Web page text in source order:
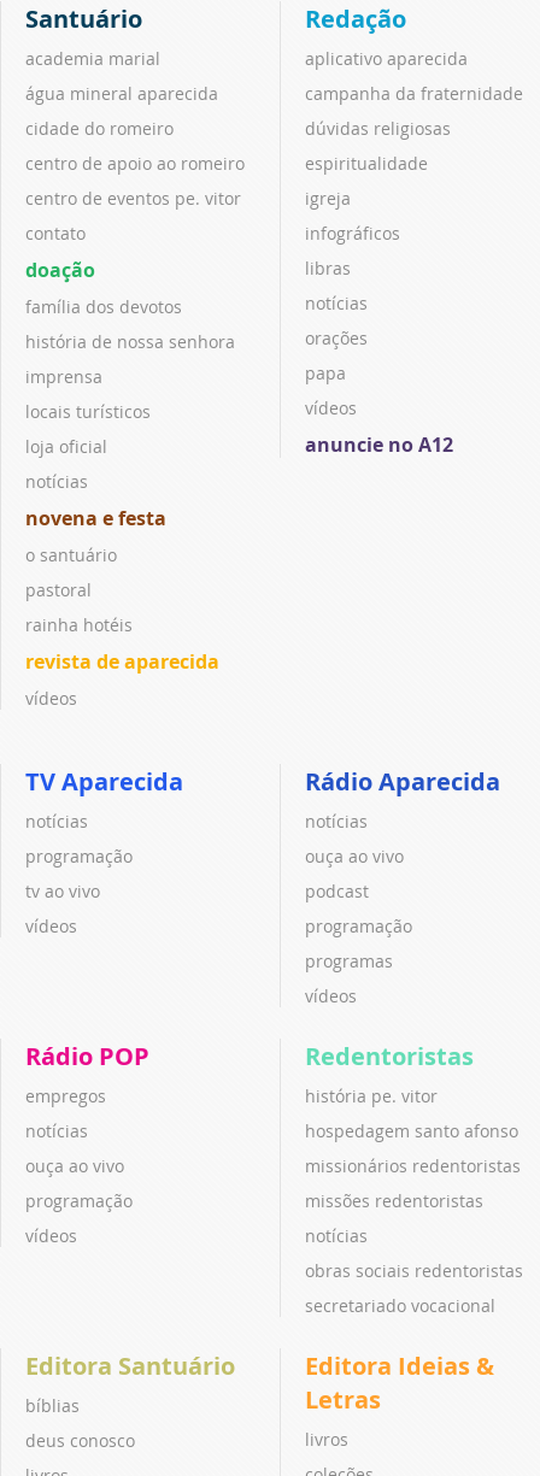
Santuário
academia marial
água mineral aparecida
cidade do romeiro
centro de apoio ao romeiro
centro de eventos pe. vitor
contato
doação
família dos devotos
história de nossa senhora
imprensa
locais turísticos
loja oficial
notícias
novena e festa
o santuário
pastoral
rainha hotéis
revista de aparecida
vídeos
Redação
aplicativo aparecida
campanha da fraternidade
dúvidas religiosas
espiritualidade
igreja
infográficos
libras
notícias
orações
papa
vídeos
anuncie no A12
TV Aparecida
notícias
programação
tv ao vivo
vídeos
Rádio Aparecida
notícias
ouça ao vivo
podcast
programação
programas
vídeos
Rádio POP
empregos
notícias
ouça ao vivo
programação
vídeos
Redentoristas
história pe. vitor
hospedagem santo afonso
missionários redentoristas
missões redentoristas
notícias
obras sociais redentoristas
secretariado vocacional
Editora Santuário
bíblias
deus conosco
Editora Ideias &
Letras
livros